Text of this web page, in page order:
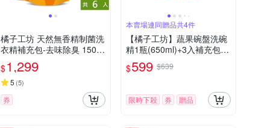
橘子工坊 天然無香精制菌洗
衣精補充包-去味除臭 1500
ml x 6包/箱
$1,299
5 (5)
券
本賣場連同贈品共4件
【橘子工坊】蔬果碗盤洗碗
精1瓶(650ml)+3入補充包(5
00ml) 任選
$599 $639
限時下殺 券 贈品